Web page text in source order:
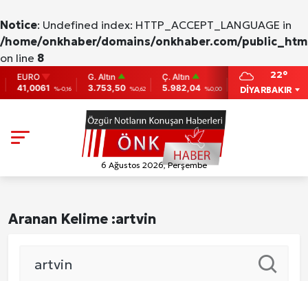
Notice: Undefined index: HTTP_ACCEPT_LANGUAGE in
/home/onkhaber/domains/onkhaber.com/
on line 8
EURO
41,0061
%-0,16
G. Altın
3.753,50
%0,62
Ç. Altın
5.982,04
%0,00
BIST
9.775
0
DİYARBAKIR
22°
6 Ağustos 2026, Perşembe
Aranan Kelime :artvin